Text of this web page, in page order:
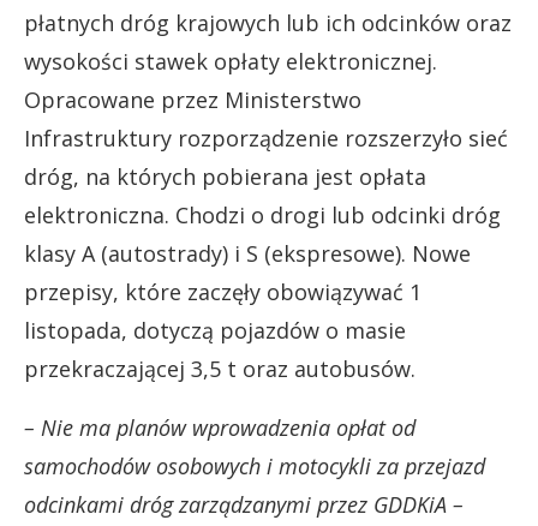
płatnych dróg krajowych lub ich odcinków oraz
wysokości stawek opłaty elektronicznej.
Opracowane przez Ministerstwo
Infrastruktury rozporządzenie rozszerzyło sieć
dróg, na których pobierana jest opłata
elektroniczna. Chodzi o drogi lub odcinki dróg
klasy A (autostrady) i S (ekspresowe). Nowe
przepisy, które zaczęły obowiązywać 1
listopada, dotyczą pojazdów o masie
przekraczającej 3,5 t oraz autobusów.
– Nie ma planów wprowadzenia opłat od
samochodów osobowych i motocykli za przejazd
odcinkami dróg zarządzanymi przez GDDKiA –